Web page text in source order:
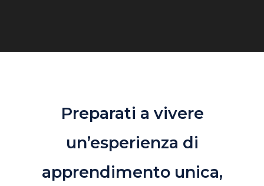
Preparati a vivere
un’esperienza di
apprendimento unica,